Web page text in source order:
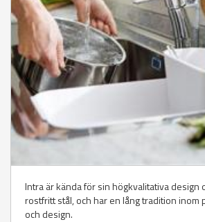
Intra är kända för sin högkvalitativa design
rostfritt stål, och har en lång tradition inom
och design.